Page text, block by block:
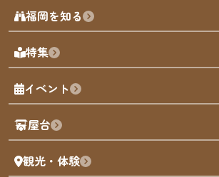
みんなの旅行記
天神エリア
博多旧市街
福岡城
歴史・文化
福岡を知る
福岡の見どころ
福岡の魅力
観光カレンダー
観光PR動画
まち歩き
福岡グルメ
特集
イベント
屋台
観光・体験